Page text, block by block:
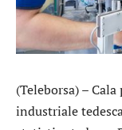
(Teleborsa) –
industriale